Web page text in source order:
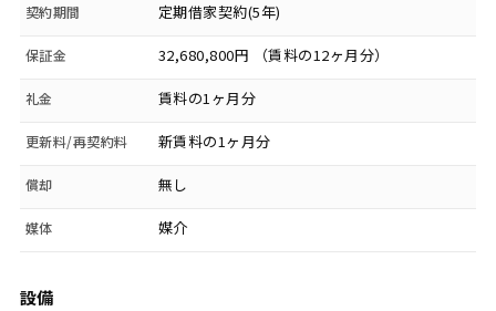
契約期間 定期借家契約(5年)
保証金 32,680,800円 （賃料の12ヶ月分）
礼金 賃料の1ヶ月分
更新料/再契約料 新賃料の1ヶ月分
償却 無し
媒体 媒介
設備